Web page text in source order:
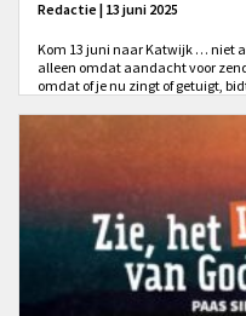
Redactie | 13 juni 2025
Kom 13 juni naar Katwijk … niet
alleen omdat aandacht voor
omdat of je nu zingt of getuigt,